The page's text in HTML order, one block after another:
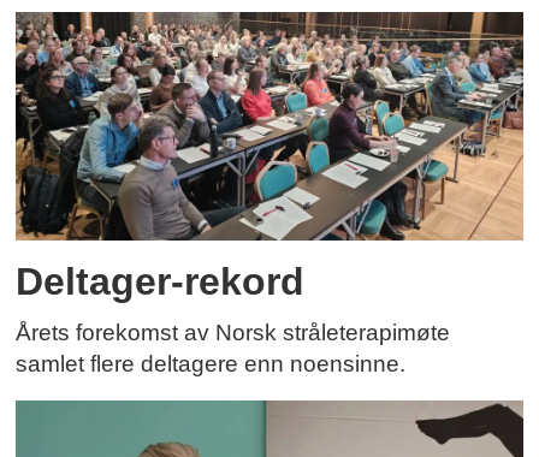
Deltager-rekord
Årets forekomst av Norsk stråleterapimøte
samlet flere deltagere enn noensinne.